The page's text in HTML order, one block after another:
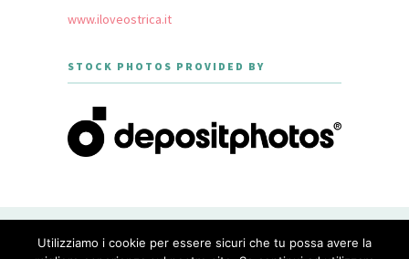
www.iloveostrica.it
STOCK PHOTOS PROVIDED BY
GOURMET - THEME DESIGNED BY
Utilizziamo i cookie per essere sicuri che tu possa avere la